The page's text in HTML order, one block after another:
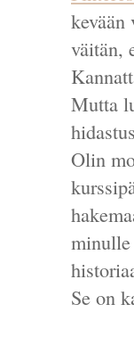
väitän,
Mutta
Olin
minulle
Se on